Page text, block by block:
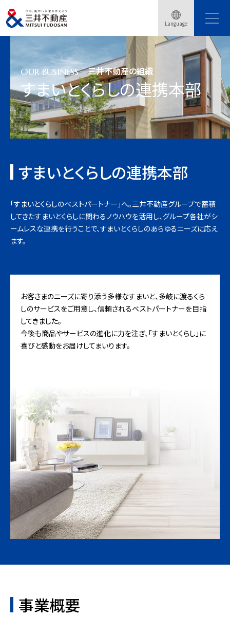
Language
トップページ 事業紹介
すまいとくらしの連携本部
OUR BUSINESS 三井不動産の組織
すまいとくらしの連携本部
すまいとくらしの連携本部
「すまいとくらしのベストパートナー」へ。三井不動産グループで蓄積
してきたすまいとくらしに関わるノウハウを活用し、グループ各社がシ
ームレスな連携を行うことで、すまいとくらしのあらゆるニーズに応え
ます。
お客さまのニーズに寄り添う多様なすまいと、多岐に渡るくら
しのサービスをご用意し、信頼されるベストパートナーを目指
してきました。
今後も商品やサービスの進化に力を注ぎ、「すまいとくらし」に
喜びと感動をお届けしてまいります。
事業概要